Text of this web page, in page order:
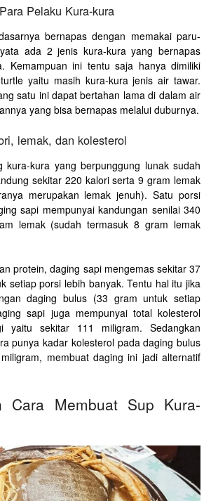
Pelaku Kura-kura
bernapas dengan memakai paru-
ada 2 jenis kura-kura yang bernapas
Kemampuan ini tentu saja hanya dimiliki
yaitu masih kura-kura jenis air tawar.
satu ini dapat bertahan lama di dalam air
yang bisa bernapas melalui duburnya.
lemak, dan kolesterol
kura-kura yang berpunggung lunak sudah
sekitar 220 kalori serta 9 gram lemak
merupakan lemak jenuh). Satu porsi
sapi mempunyai kandungan senilai 340
lemak (sudah termasuk 8 gram lemak
protein, daging sapi mengemas sekitar 37
setiap porsi lebih banyak. Tentu hal itu jika
daging bulus (33 gram untuk setiap
sapi juga mempunyai total kolesterol
yaitu sekitar 111 miligram. Sedangkan
punya kadar kolesterol pada daging bulus
membuat daging ini jadi alternatif
Cara Membuat Sup Kura-